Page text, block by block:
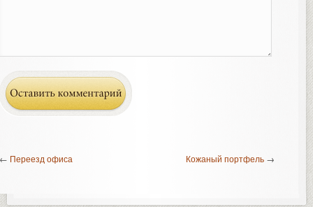
Переезд офиса Кожаный портфель →